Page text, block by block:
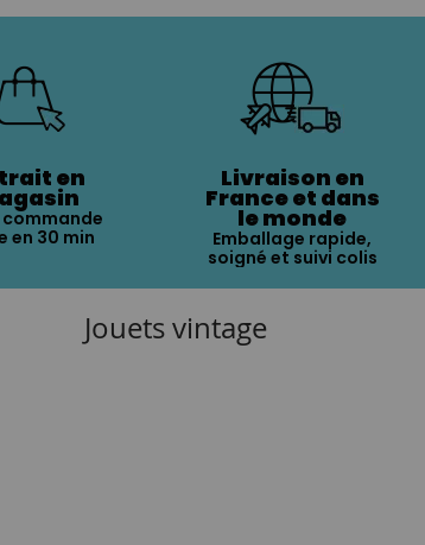
en
en 30 min
Livraison en
France et dans
le monde
Emballage rapide,
soigné et suivi colis
Jouets vintage